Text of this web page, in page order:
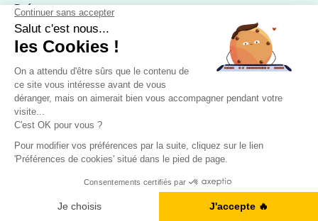
Prénom
Nom
E-mail
Numéro de téléphone
Ne manquez rien !
Je m'inscris à la newsletter